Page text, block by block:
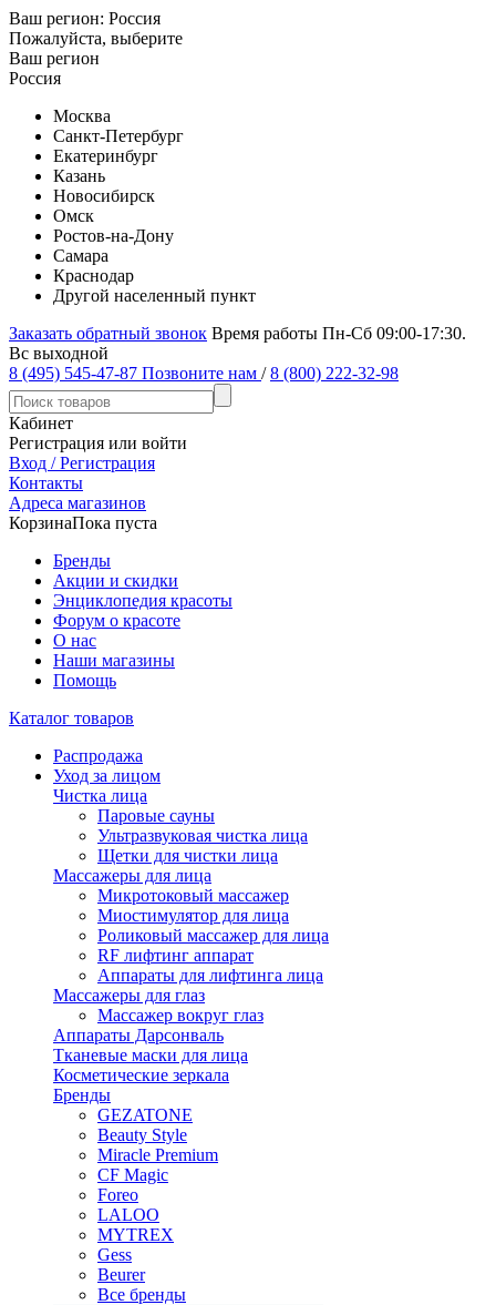
Ваш регион: Россия
Пожалуйста, выберите
Ваш регион
Россия
Москва
Санкт-Петербург
Екатеринбург
Казань
Новосибирск
Омск
Ростов-на-Дону
Самара
Краснодар
Другой населенный пункт
Заказать обратный звонок Время работы Пн-Сб 09:00-17:30.
Вс выходной
8 (495) 545-47-87 Позвоните нам / 8 (800) 222-32-98
Кабинет
Регистрация или войти
Вход / Регистрация
Контакты
Адреса магазинов
КорзинаПока пуста
Бренды
Акции и скидки
Энциклопедия красоты
Форум о красоте
О нас
Наши магазины
Помощь
Каталог товаров
Распродажа
Уход за лицом
Чистка лица
Паровые сауны
Ультразвуковая чистка лица
Щетки для чистки лица
Массажеры для лица
Микротоковый массажер
Миостимулятор для лица
Роликовый массажер для лица
RF лифтинг аппарат
Аппараты для лифтинга лица
Массажеры для глаз
Массажер вокруг глаз
Аппараты Дарсонваль
Тканевые маски для лица
Косметические зеркала
Бренды
GEZATONE
Beauty Style
Miracle Premium
CF Magic
Foreo
LALOO
MYTREX
Gess
Beurer
Все бренды